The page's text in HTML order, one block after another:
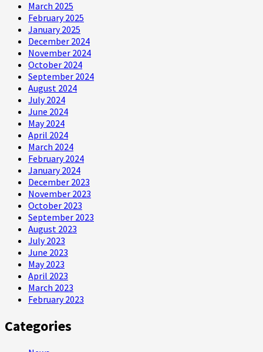
March 2025
February 2025
January 2025
December 2024
November 2024
October 2024
September 2024
August 2024
July 2024
June 2024
May 2024
April 2024
March 2024
February 2024
January 2024
December 2023
November 2023
October 2023
September 2023
August 2023
July 2023
June 2023
May 2023
April 2023
March 2023
February 2023
Categories